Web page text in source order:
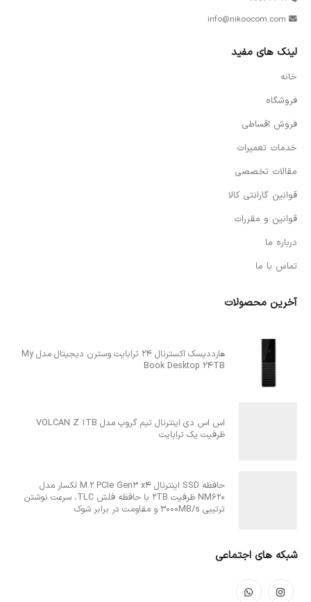
info@nikoocom.com
لینک های مفید
خانه
فروشگاه
فروش اقساطی
خدمات تعمیرات
مقالات تخصصی
قوانین گارانتی کالا
قوانین و مقررات
درباره ما
تماس با ما
آخرین محصولات
هارددیسک اکسترنال 24 ترابایت وسترن دیجیتال مدل My
Book Desktop 24TB
اس اس دی اینترنال تیم گروپ مدل VOLCAN Z 1TB
ظرفیت یک ترابایت
حافظه SSD اینترنال M.2 PCIe Gen3 x4 لکسار مدل
NM620 ظرفیت 2TB با حافظه فلش TLC، سرعت نوشتن
ترتیبی 3000MB/s و مقاومت در برابر شوک
شبکه های اجتماعی